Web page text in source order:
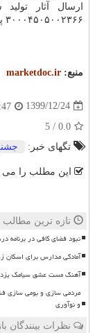
ارسال آثار
۳۰۰۰۴۵۰۵۰۰۲۳۶۶ پیامک کنند.
منبع: marketdoc.ir
1399/12/24
0.0
/ 5
تگهای خبر:
این مطلب را می
تازه ترین
نبود فضای کافی در برنامه
آمادگی مدارس برای اسکان
آهنگ مست عشق سیامک
مردمی سازی و بومی سازی
و نوآوری
نظرات بینندگان